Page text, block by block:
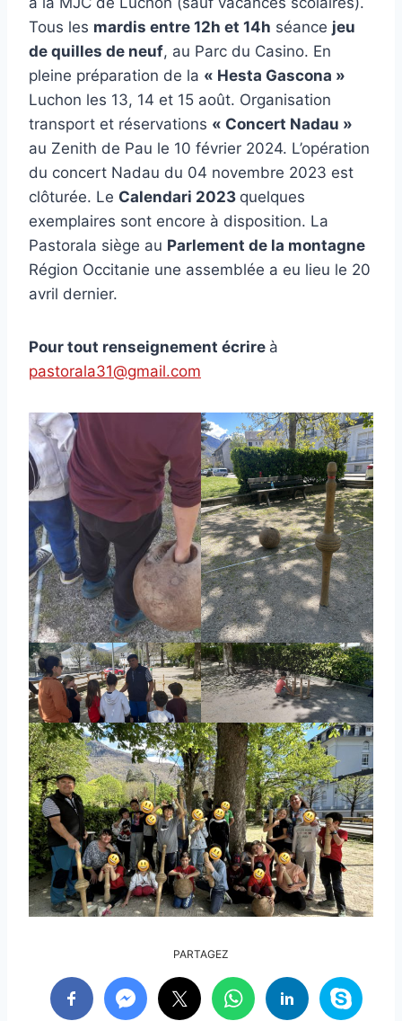
Tous les mardis entre 12h et 14h séance jeu
de quilles de neuf, au Parc du Casino. En
pleine préparation de la « Hesta Gascona »
Luchon les 13, 14 et 15 août. Organisation
transport et réservations « Concert Nadau »
au Zenith de Pau le 10 février 2024. L’opération
du concert Nadau du 04 novembre 2023 est
clôturée. Le Calendari 2023 quelques
exemplaires sont encore à disposition. La
Pastorala siège au Parlement de la montagne
Région Occitanie une assemblée a eu lieu le 20
avril dernier.
Pour tout renseignement écrire à
pastorala31@gmail.com
PARTAGEZ